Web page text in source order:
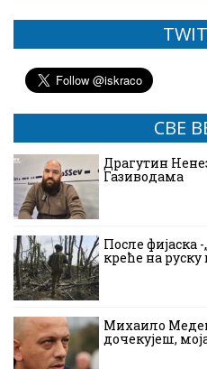
СВЕ
Драгутин
Газиводама
После фијаска
креће на руску
Михаило
дочекујеш,